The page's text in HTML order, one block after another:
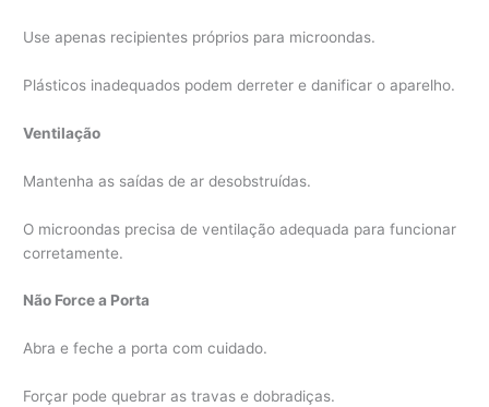
Use apenas recipientes próprios para microondas.
Plásticos inadequados podem derreter e danificar o aparelho.
Ventilação
Mantenha as saídas de ar desobstruídas.
O microondas precisa de ventilação adequada para funcionar
corretamente.
Não Force a Porta
Abra e feche a porta com cuidado.
Forçar pode quebrar as travas e dobradiças.